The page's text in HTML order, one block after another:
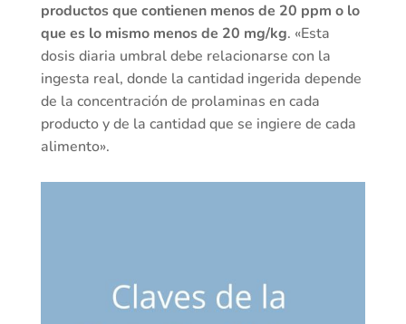
productos que contienen menos de 20 ppm o lo
que es lo mismo menos de 20 mg/kg. «Esta
dosis diaria umbral debe relacionarse con la
ingesta real, donde la cantidad ingerida depende
de la concentración de prolaminas en cada
producto y de la cantidad que se ingiere de cada
alimento».